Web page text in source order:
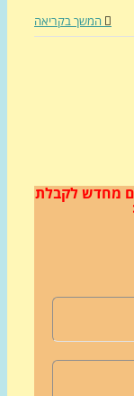
בקריאה
לקבלת